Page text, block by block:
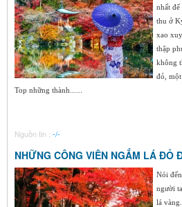
nhất để
thu ở
xao
thập
không
đỏ,
Top những thành......
Nguồn tin : -/-
NHỮNG CÔNG VIÊN NGẮM LÁ ĐỎ
Nói
người
lá